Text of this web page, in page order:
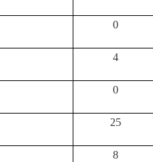
0
4
0
25
8